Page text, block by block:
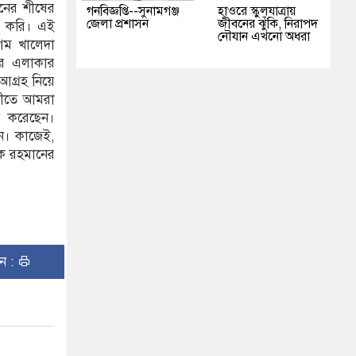
শীষের
করি। এই
খালেদা
এলাকার
নিয়ে
আমরা
করেছেন।
কাজেই,
রহমানের
:
গনবিজ্ঞপ্তি--সুনামগঞ্জ
জেলা প্রশাসন
হাওরে স্কুলযাত্রায়
জীবনের ঝুঁকি, নিরাপদ
নৌযান এখনো অধরা